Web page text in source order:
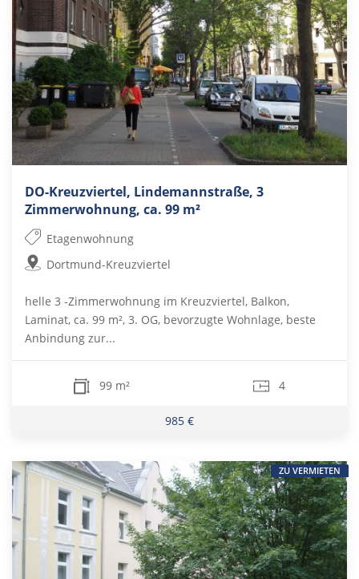
DO-Kreuzviertel, Lindemannstraße, 3
Zimmerwohnung, ca. 99 m²
Etagenwohnung
Dortmund-Kreuzviertel
helle 3 -Zimmerwohnung im Kreuzviertel, Balkon,
Laminat, ca. 99 m², 3. OG, bevorzugte Wohnlage, beste
Anbindung zur...
99 m² 4
985 €
ZU VERMIETEN